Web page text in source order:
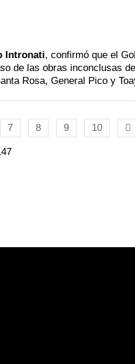
Intronati, confirmó que el
de las obras inconclusas
Rosa, General Pico y
7 8 9 10